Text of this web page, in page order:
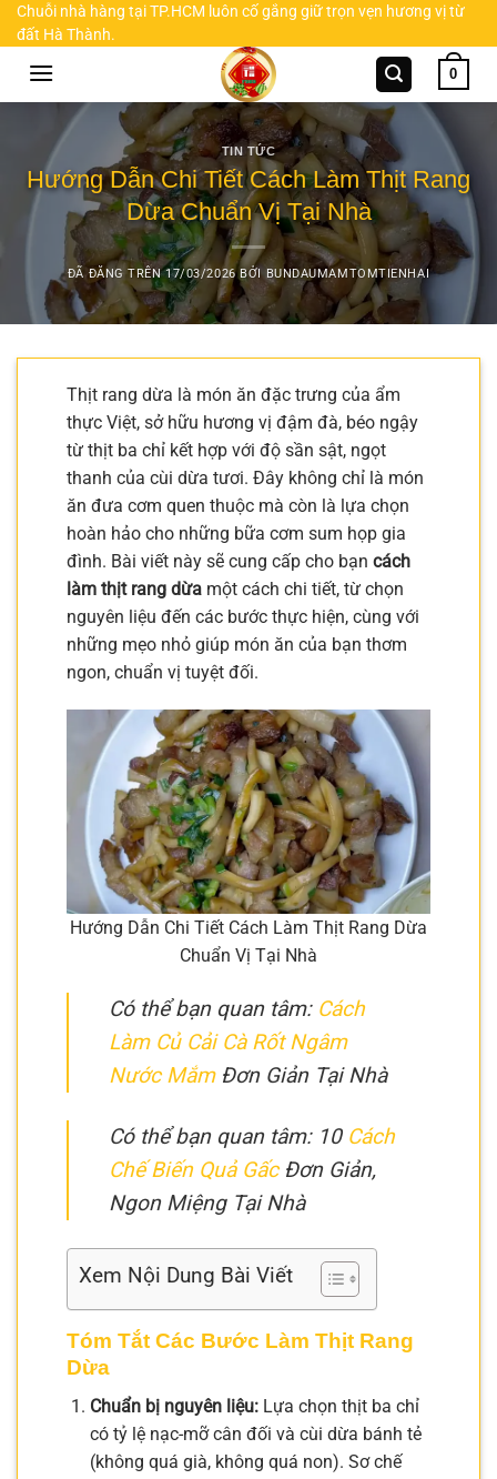
Chuyển
đến
Chuỗi nhà hàng tại TP.HCM luôn cố gắng giữ trọn vẹn hương vị từ
đất Hà Thành.
0
TIN TỨC
Hướng Dẫn Chi Tiết Cách Làm Thịt Rang
Dừa Chuẩn Vị Tại Nhà
ĐÃ ĐĂNG TRÊN17/03/2026 BỞI BUNDAUMAMTOMTIENHAI
Thịt rang dừa là món ăn đặc trưng của ẩm
thực Việt, sở hữu hương vị đậm đà, béo ngậy
từ thịt ba chỉ kết hợp với độ sần sật, ngọt
thanh của cùi dừa tươi. Đây không chỉ là món
ăn đưa cơm quen thuộc mà còn là lựa chọn
hoàn hảo cho những bữa cơm sum họp gia
đình. Bài viết này sẽ cung cấp cho bạn cách
làm thịt rang dừa một cách chi tiết, từ chọn
nguyên liệu đến các bước thực hiện, cùng với
những mẹo nhỏ giúp món ăn của bạn thơm
ngon, chuẩn vị tuyệt đối.
Hướng Dẫn Chi Tiết Cách Làm Thịt Rang Dừa
Chuẩn Vị Tại Nhà
Có thể bạn quan tâm: Cách
Làm Củ Cải Cà Rốt Ngâm
Nước MắmĐơn Giản Tại Nhà
Có thể bạn quan tâm: 10 Cách
Chế Biến Quả GấcĐơn Giản,
Ngon Miệng Tại Nhà
Xem Nội Dung Bài Viết
Tóm Tắt Các Bước Làm Thịt Rang
Dừa
Chuẩn bị nguyên liệu:Lựa chọn thịt ba chỉ
có tỷ lệ nạc-mỡ cân đối và cùi dừa bánh tẻ
(không quá già, không quá non). Sơ chế